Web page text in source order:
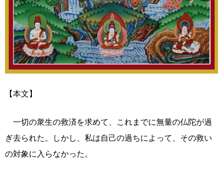
【本文】
一切の衆生の救済を求めて、これまでに無量の仏陀が過
ぎ去られた。しかし、私は自己の過ちによって、その救い
の対象に入らなかった。